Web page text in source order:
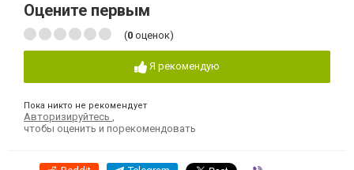
Оцените первым
(0 оценок)
Я рекомендую
Пока никто не рекомендует
Авторизируйтесь
чтобы оценить и порекомендовать